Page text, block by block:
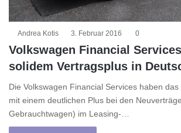
Andrea Kotis 3. Februar 2016 0
Volkswagen Financial
solidem Vertragsplus in
Die Volkswagen Financial Services haben
mit einem deutlichen Plus bei den
Gebrauchtwagen) im Leasing-…